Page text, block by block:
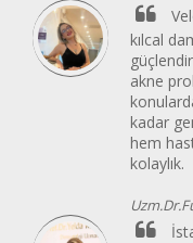
kılcal
akne
kadar
hem
kolaylık.